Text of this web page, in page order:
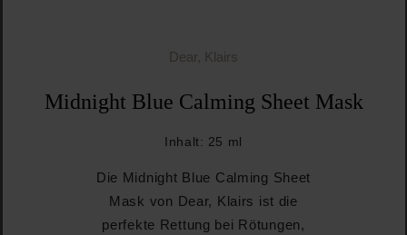
Dear, Klairs
Midnight Blue Calming Sheet Mask
Inhalt: 25 ml
Die Midnight Blue Calming Sheet
Mask von Dear, Klairs ist die
perfekte Rettung bei Rötungen,